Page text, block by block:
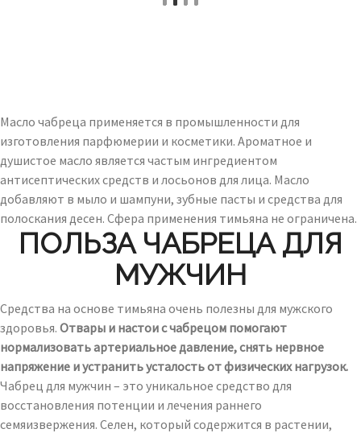
Масло чабреца применяется в промышленности для
изготовления парфюмерии и косметики. Ароматное и
душистое масло является частым ингредиентом
антисептических средств и лосьонов для лица. Масло
добавляют в мыло и шампуни, зубные пасты и средства для
полоскания десен. Сфера применения тимьяна не ограничена.
ПОЛЬЗА ЧАБРЕЦА ДЛЯ
МУЖЧИН
Средства на основе тимьяна очень полезны для мужского
здоровья. Отвары и настои с чабрецом помогают
нормализовать артериальное давление, снять нервное
напряжение и устранить усталость от физических нагрузок.
Чабрец для мужчин – это уникальное средство для
восстановления потенции и лечения раннего
семяизвержения. Селен, который содержится в растении,